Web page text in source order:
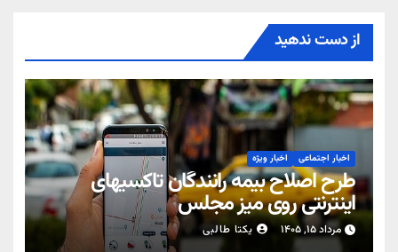
از دست ندهید
اخبار اجتماعی اخبار ویژه
طرح اصلاح بیمه رانندگان تاکسیهای
اینترنتی روی میز مجلس
مرداد ۱۵, ۱۴۰۵ یکتا طالبی